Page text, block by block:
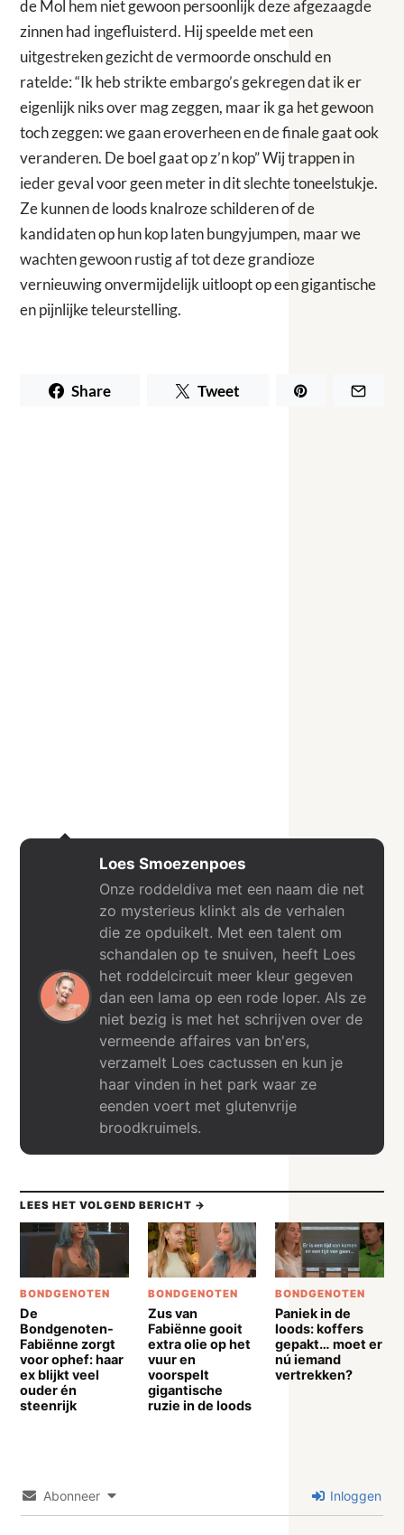
de Mol hem niet gewoon persoonlijk deze afgezaagde
zinnen had ingefluisterd. Hij speelde met een
uitgestreken gezicht de vermoorde onschuld en
ratelde: “Ik heb strikte embargo’s gekregen dat ik er
eigenlijk niks over mag zeggen, maar ik ga het gewoon
toch zeggen: we gaan eroverheen en de finale gaat ook
veranderen. De boel gaat op z’n kop” Wij trappen in
ieder geval voor geen meter in dit slechte toneelstukje.
Ze kunnen de loods knalroze schilderen of de
kandidaten op hun kop laten bungyjumpen, maar we
wachten gewoon rustig af tot deze grandioze
vernieuwing onvermijdelijk uitloopt op een gigantische
en pijnlijke teleurstelling.
Share Tweet
Loes Smoezenpoes
Onze roddeldiva met een naam die net
zo mysterieus klinkt als de verhalen
die ze opduikelt. Met een talent om
schandalen op te snuiven, heeft Loes
het roddelcircuit meer kleur gegeven
dan een lama op een rode loper. Als ze
niet bezig is met het schrijven over de
vermeende affaires van bn'ers,
verzamelt Loes cactussen en kun je
haar vinden in het park waar ze
eenden voert met glutenvrije
broodkruimels.
LEES HET VOLGEND BERICHT →
BONDGENOTEN
De
Bondgenoten-
Fabiënne zorgt
voor ophef: haar
ex blijkt veel
ouder én
steenrijk
BONDGENOTEN
Zus van
Fabiënne gooit
extra olie op het
vuur en
voorspelt
gigantische
ruzie in de loods
BONDGENOTEN
Paniek in de
loods: koffers
gepakt… moet er
nú iemand
vertrekken?
Abonneer Inloggen